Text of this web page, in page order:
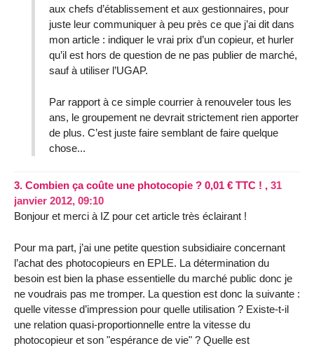
aux chefs d’établissement et aux gestionnaires, pour
juste leur communiquer à peu près ce que j’ai dit dans
mon article : indiquer le vrai prix d’un copieur, et hurler
qu’il est hors de question de ne pas publier de marché,
sauf à utiliser l’UGAP.
Par rapport à ce simple courrier à renouveler tous les
ans, le groupement ne devrait strictement rien apporter
de plus. C’est juste faire semblant de faire quelque
chose...
3. Combien ça coûte une photocopie ? 0,01 € TTC ! , 31
janvier 2012, 09:10
Bonjour et merci à IZ pour cet article très éclairant !
Pour ma part, j’ai une petite question subsidiaire concernant
l’achat des photocopieurs en EPLE. La détermination du
besoin est bien la phase essentielle du marché public donc je
ne voudrais pas me tromper. La question est donc la suivante :
quelle vitesse d’impression pour quelle utilisation ? Existe-t-il
une relation quasi-proportionnelle entre la vitesse du
photocopieur et son "espérance de vie" ? Quelle est